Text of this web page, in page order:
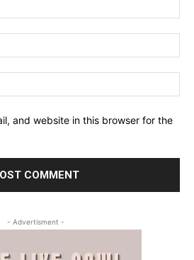
and website in this browser for the
- Advertisment -